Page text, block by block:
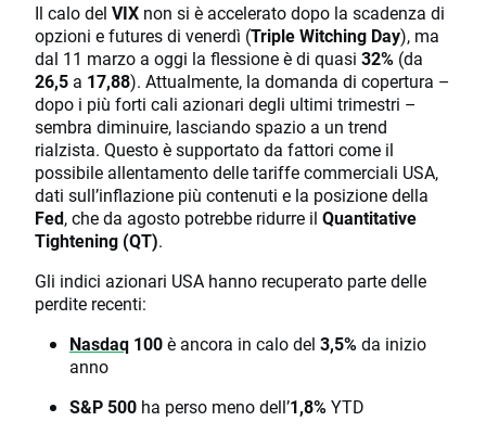
Il calo del VIX non si è accelerato dopo la scadenza di
opzioni e futures di venerdì (Triple Witching Day), ma
dal 11 marzo a oggi la flessione è di quasi 32% (da
26,5 a 17,88). Attualmente, la domanda di copertura –
dopo i più forti cali azionari degli ultimi trimestri –
sembra diminuire, lasciando spazio a un trend
rialzista. Questo è supportato da fattori come il
possibile allentamento delle tariffe commerciali USA,
dati sull’inflazione più contenuti e la posizione della
Fed, che da agosto potrebbe ridurre il Quantitative
Tightening (QT).
Gli indici azionari USA hanno recuperato parte delle
perdite recenti:
Nasdaq 100è ancora in calo del 3,5%da inizio
anno
S&P 500 ha perso meno dell’1,8%YTD